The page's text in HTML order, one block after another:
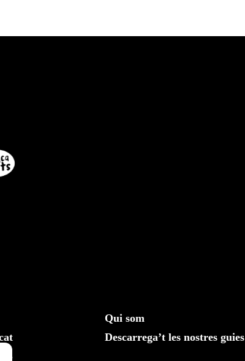
25
Qui som
Descarrega’t les nostres guies